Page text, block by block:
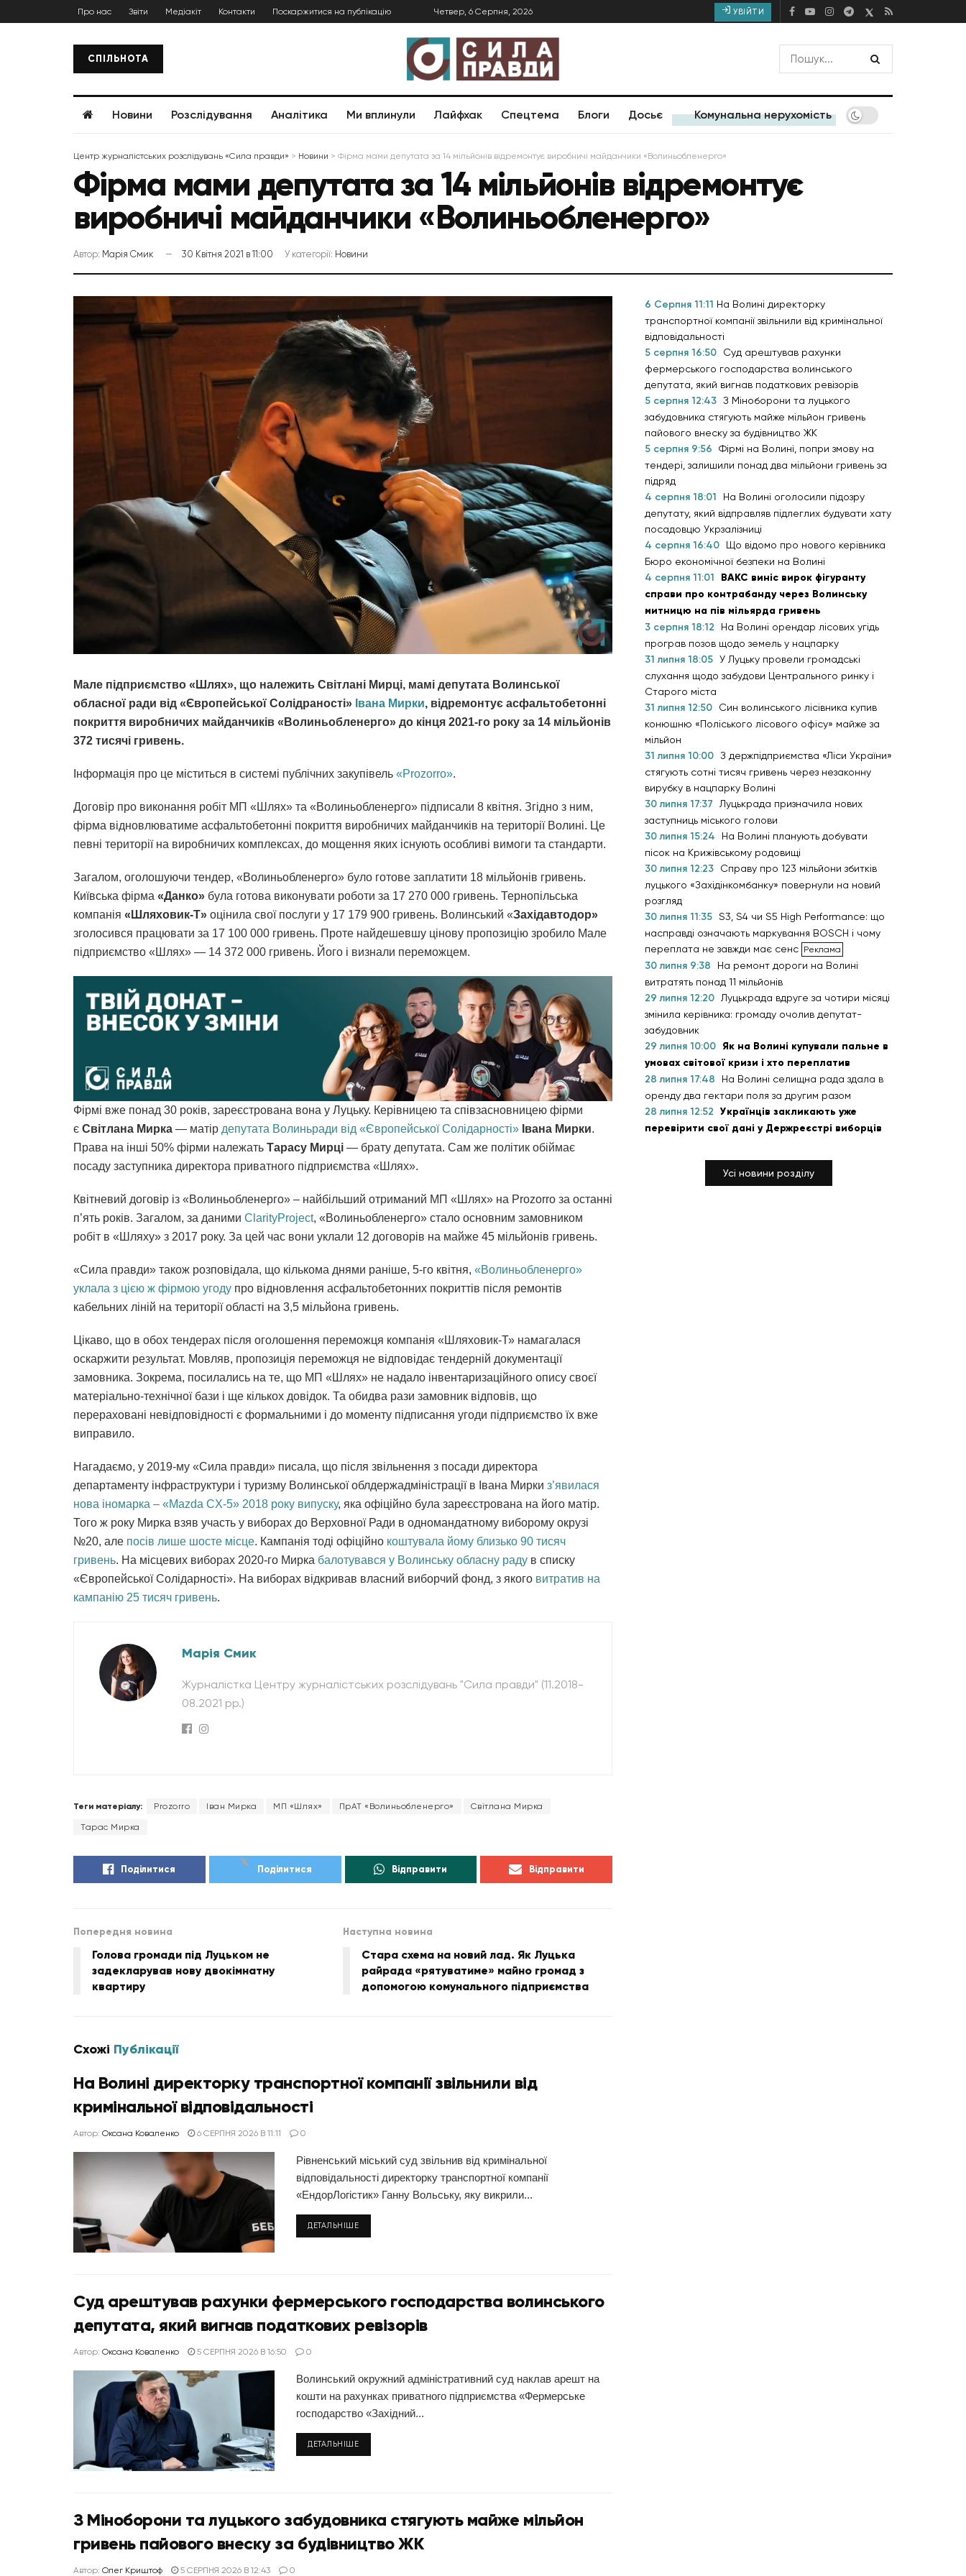
Про нас Звіти Медіакіт Контакти Поскаржитися на публікацію Четвер, 6 Серпня, 2026 УВІЙТИ
СПІЛЬНОТА
Новини Розслідування Аналітика Ми вплинули Лайфхак Спецтема Блоги Досьє Комунальна нерухомість
Центр журналістських розслідувань «Сила правди» > Новини > Фірма мами депутата за 14 мільйонів відремонтує виробничі майданчики «Волиньобленерго»
Фірма мами депутата за 14 мільйонів відремонтує
виробничі майданчики «Волиньобленерго»
Автор: Марія Смик 30 Квітня 2021 в 11:00 У категорії: Новини
Мале підприємство «Шлях», що належить Світлані Мирці, мамі депутата Волинської
обласної ради від «Європейської Солідраності» Івана Мирки, відремонтує асфальтобетонні
покриття виробничих майданчиків «Волиньобленерго» до кінця 2021-го року за 14 мільйонів
372 тисячі гривень.
Інформація про це міститься в системі публічних закупівель «Prozorro».
Договір про виконання робіт МП «Шлях» та «Волиньобленерго» підписали 8 квітня. Згідно з ним,
фірма відновлюватиме асфальтобетонні покриття виробничих майданчиків на території Волині. Це
певні території на виробничих комплексах, до мощення яких існують особливі вимоги та стандарти.
Загалом, оголошуючи тендер, «Волиньобленерго» було готове заплатити 18 мільйонів гривень.
Київська фірма «Данко» була готова виконувати роботи за 17 270 000 гривень. Тернопільська
компанія «Шляховик-Т» оцінила свої послуги у 17 179 900 гривень. Волинський «Західавтодор»
зголосився працювати за 17 100 000 гривень. Проте найдешевшу цінову пропозицію зробило Мале
підприємство «Шлях» — 14 372 000 гривень. Його і визнали переможцем.
Фірмі вже понад 30 років, зареєстрована вона у Луцьку. Керівницею та співзасновницею фірми
є Світлана Мирка — матір депутата Волиньради від «Європейської Солідарності» Івана Мирки.
Права на інші 50% фірми належать Тарасу Мирці — брату депутата. Сам же політик обіймає
посаду заступника директора приватного підприємства «Шлях».
Квітневий договір із «Волиньобленерго» – найбільший отриманий МП «Шлях» на Prozorro за останні
п’ять років. Загалом, за даними ClarityProject, «Волиньобленерго» стало основним замовником
робіт в «Шляху» з 2017 року. За цей час вони уклали 12 договорів на майже 45 мільйонів гривень.
«Сила правди» також розповідала, що кількома днями раніше, 5-го квітня, «Волиньобленерго»
уклала з цією ж фірмою угоду про відновлення асфальтобетонних покриттів після ремонтів
кабельних ліній на території області на 3,5 мільйона гривень.
Цікаво, що в обох тендерах після оголошення переможця компанія «Шляховик-Т» намагалася
оскаржити результат. Мовляв, пропозиція переможця не відповідає тендерній документації
замовника. Зокрема, посилались на те, що МП «Шлях» не надало інвентаризаційного опису своєї
матеріально-технічної бази і ще кількох довідок. Та обидва рази замовник відповів, що
перераховані невідповідності є формальними і до моменту підписання угоди підприємство їх вже
виправило.
Нагадаємо, у 2019-му «Сила правди» писала, що після звільнення з посади директора
департаменту інфраструктури і туризму Волинської облдержадміністрації в Івана Мирки з’явилася
нова іномарка – «Mazda CX-5» 2018 року випуску, яка офіційно була зареєстрована на його матір.
Того ж року Мирка взяв участь у виборах до Верховної Ради в одномандатному виборому окрузі
№20, але посів лише шосте місце. Кампанія тоді офіційно коштувала йому близько 90 тисяч
гривень. На місцевих виборах 2020-го Мирка балотувався у Волинську обласну раду в списку
«Європейської Солідарності». На виборах відкривав власний виборчий фонд, з якого витратив на
кампанію 25 тисяч гривень.
Марія Смик
Журналістка Центру журналістських розслідувань "Сила правди" (11.2018-
08.2021 рр.)
Теги матеріалу: Prozorro Іван Мирка МП «Шлях» ПрАТ «Волиньобленерго» Світлана Мирка
Тарас Мирка
Поділитися Поділитися Відправити Відправити
Попередня новина
Голова громади під Луцьком не
задекларував нову двокімнатну
квартиру
Наступна новина
Стара схема на новий лад. Як Луцька
райрада «рятуватиме» майно громад з
допомогою комунального підприємства
Схожі Публікації
На Волині директорку транспортної компанії звільнили від
кримінальної відповідальності
Автор: Оксана Коваленко 6 СЕРПНЯ 2026 В 11:11 0
Рівненський міський суд звільнив від кримінальної
відповідальності директорку транспортної компанії
«ЕндорЛогістик» Ганну Вольську, яку викрили...
ДЕТАЛЬНІШЕ
Суд арештував рахунки фермерського господарства волинського
депутата, який вигнав податкових ревізорів
Автор: Оксана Коваленко 5 СЕРПНЯ 2026 В 16:50 0
Волинський окружний адміністративний суд наклав арешт на
кошти на рахунках приватного підприємства «Фермерське
господарство «Західний...
ДЕТАЛЬНІШЕ
З Міноборони та луцького забудовника стягують майже мільйон
гривень пайового внеску за будівництво ЖК
Автор: Олег Криштоф 5 СЕРПНЯ 2026 В 12:43 0
6 Серпня 11:11 На Волині директорку
транспортної компанії звільнили від кримінальної
відповідальності
5 серпня 16:50
Суд арештував рахунки
фермерського господарства волинського
депутата, який вигнав податкових ревізорів
5 серпня 12:43 З Міноборони та луцького
забудовника стягують майже мільйон гривень
пайового внеску за будівництво ЖК
5 серпня 9:56
Фірмі на Волині, попри змову на
тендері, залишили понад два мільйони гривень за
підряд
4 серпня 18:01
На Волині оголосили підозру
депутату, який відправляв підлеглих будувати хату
посадовцю Укрзалізниці
4 серпня 16:40
Що відомо про нового керівника
Бюро економічної безпеки на Волині
4 серпня 11:01
ВАКС виніс вирок фігуранту
справи про контрабанду через Волинську
митницю на пів мільярда гривень
3 серпня 18:12
На Волині орендар лісових угідь
програв позов щодо земель у нацпарку
31 липня 18:05 У Луцьку провели громадські
слухання щодо забудови Центрального ринку і
Старого міста
31 липня 12:50
Син волинського лісівника купив
конюшню «Поліського лісового офісу» майже за
мільйон
31 липня 10:00 З держпідприємства «Ліси України»
стягують сотні тисяч гривень через незаконну
вирубку в нацпарку Волині
30 липня 17:37
Луцькрада призначила нових
заступниць міського голови
30 липня 15:24
На Волині планують добувати
пісок на Крижівському родовищі
30 липня 12:23
Справу про 123 мільйони збитків
луцького «Західінкомбанку» повернули на новий
розгляд
30 липня 11:35 S3, S4 чи S5 High Performance: що
насправді означають маркування BOSCH і чому
переплата не завжди має сенс
30 липня 9:38
На ремонт дороги на Волині
витратять понад 11 мільйонів
29 липня 12:20 Луцькрада вдруге за чотири місяці
змінила керівника: громаду очолив депутат-
забудовник
29 липня 10:00 Як на Волині купували пальне в
умовах світової кризи і хто переплатив
28 липня 17:48
На Волині селищна рада здала в
оренду два гектари поля за другим разом
28 липня 12:52 Українців закликають уже
перевірити свої дані у Держреєстрі виборців
Усі новини розділу